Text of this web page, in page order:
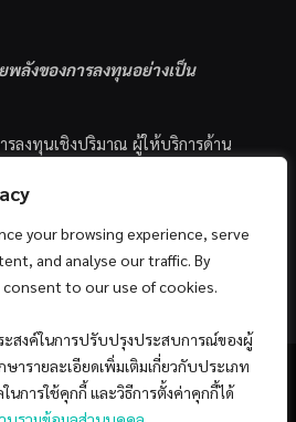
your browsing experience, serve
and analyse our traffic. By
to our use of cookies.
สงค์ในการปรับปรุงประสบการณ์ของผู้
ารายละเอียดเพิ่มเติมเกี่ยวกับประเภท
นการใช้คุกกี้ และวิธีการตั้งค่าคุกกี้ได้
พลังของการลงทุนอย่างเป็น
รลงทุนเชิงปริมาณ ผู้ให้บริการด้าน
ะช่วยเหลือให้นักลงทุนไทย
รลงทุนอย่างเป็นระบบแบบ
Investing